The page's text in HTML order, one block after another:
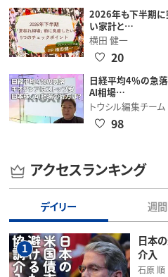
2026年も下半期に
い家計と…
横田 健一
20
日経平均4％の急落
AI相場…
トウシル編集チーム
98
アクセスランキング
デイリー 週間
1
日本
介入
石原 順